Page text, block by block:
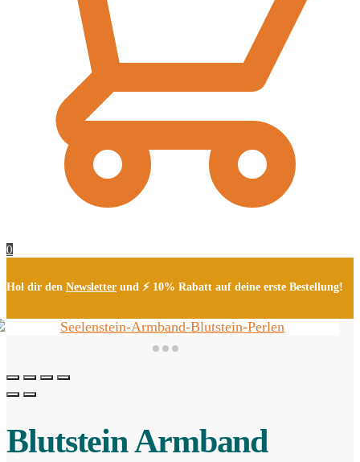
0
Hol dir den Newsletter und ⚡ 10% Rabatt auf deine erste Bestellung!
Blutstein Armband